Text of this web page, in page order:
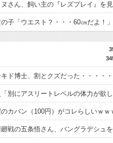
の子「ウエスト？・・・60㎝だよ！」
キド博士、割とクズだった・・・・・